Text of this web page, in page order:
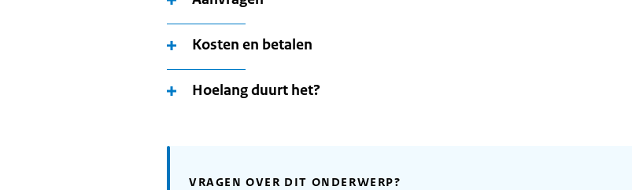
Kosten en betalen
Hoelang duurt het?
VRAGEN OVER DIT ONDERWERP?